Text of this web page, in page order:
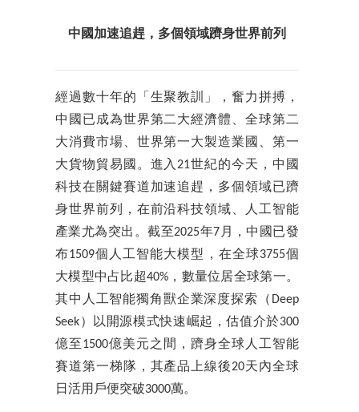
中國加速追趕，多個領域躋身世界前列
經過數十年的「生聚教訓」，奮力拼搏，
中國已成為世界第二大經濟體、全球第二
大消費市場、世界第一大製造業國、第一
大貨物貿易國。進入21世紀的今天，中國
科技在關鍵賽道加速追趕，多個領域已躋
身世界前列，在前沿科技領域、人工智能
產業尤為突出。截至2025年7月，中國已發
布1509個人工智能大模型，在全球3755個
大模型中占比超40%，數量位居全球第一。
其中人工智能獨角獸企業深度探索（Deep
Seek）以開源模式快速崛起，估值介於300
億至1500億美元之間，躋身全球人工智能
賽道第一梯隊，其產品上線後20天內全球
日活用戶便突破3000萬。